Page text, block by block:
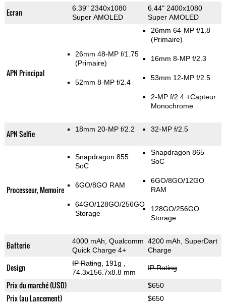
Ecran
6.39" 2340x1080
Super AMOLED
6.44" 2400x1080
Super AMOLED
APN Principal
26mm 48-MP f/1.75
(Primaire)
52mm 8-MP f/2.4
26mm 64-MP f/1.8
(Primaire)
16mm 8-MP f/2.3
53mm 12-MP f/2.5
2-MP f/2.4 +Capteur
Monochrome
APN Selfie 18mm 20-MP f/2.2 32-MP f/2.5
Processeur, Memoire
Snapdragon 855
SoC
6GO/8GO RAM
64GO/128GO/256GO
Storage
Snapdragon 865
SoC
6GO/8GO/12GO
RAM
128GO/256GO
Storage
Batterie
4000 mAh, Qualcomm
Quick Charge 4+
4200 mAh, SuperDart
Charge
Design IP Rating, 191g
74.3x156.7x8.8 mm
IP Rating
Prix du marché (USD) $650
Prix (au Lancement) $650